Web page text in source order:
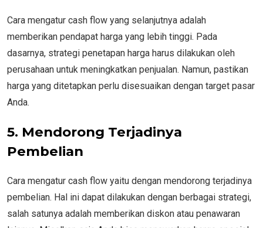
Cara mengatur cash flow yang selanjutnya adalah
memberikan pendapat harga yang lebih tinggi. Pada
dasarnya, strategi penetapan harga harus dilakukan oleh
perusahaan untuk meningkatkan penjualan. Namun, pastikan
harga yang ditetapkan perlu disesuaikan dengan target pasar
Anda.
5. Mendorong Terjadinya
Pembelian
Cara mengatur cash flow yaitu dengan mendorong terjadinya
pembelian. Hal ini dapat dilakukan dengan berbagai strategi,
salah satunya adalah memberikan diskon atau penawaran